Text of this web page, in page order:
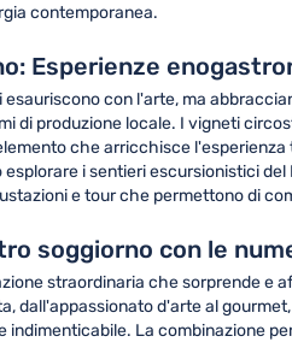
contemporanea.
Esperienze
esauriscono con l'arte, ma
di produzione locale. I vigneti
che arricchisce
i sentieri escursionistici
e tour che permettono di
soggiorno con le
straordinaria che sorprende e
dall'appassionato d'arte al
indimenticabile. La combinazione